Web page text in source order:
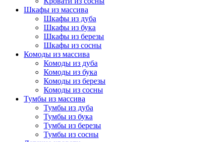
Шкафы из массива
Шкафы из дуба
Шкафы из бука
Шкафы из березы
Шкафы из сосны
Комоды из массива
Комоды из дуба
Комоды из бука
Комоды из березы
Комоды из сосны
Тумбы из массива
Тумбы из дуба
Тумбы из бука
Тумбы из березы
Тумбы из сосны